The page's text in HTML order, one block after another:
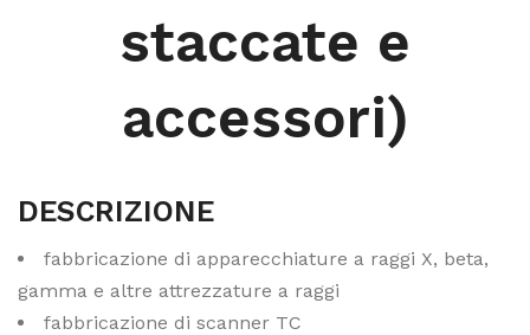
staccate e
accessori)
DESCRIZIONE
fabbricazione di apparecchiature a raggi X, beta,
gamma e altre attrezzature a raggi
fabbricazione di scanner TC